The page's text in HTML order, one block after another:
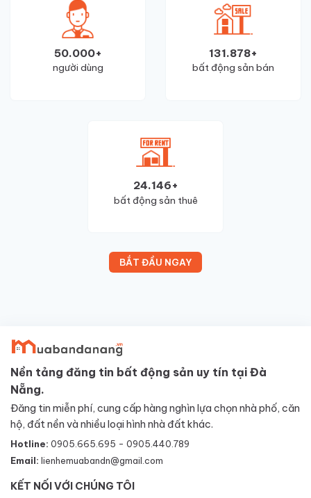
50.000+
người dùng
131.878+
bất động sản bán
24.146+
bất động sản thuê
BẮT ĐẦU NGAY
Nền tảng đăng tin bất động sản uy tín tại Đà
Nẵng.
Đăng tin miễn phí, cung cấp hàng nghìn lựa chọn nhà phố, căn
hộ, đất nền và nhiều loại hình nhà đất khác.
Hotline: 0905.665.695 - 0905.440.789
Email: lienhemuabandn@gmail.com
KẾT NỐI VỚI CHÚNG TÔI